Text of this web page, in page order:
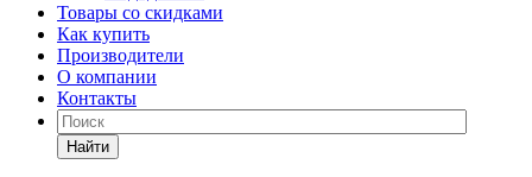
Товары со скидками
Как купить
Производители
О компании
Контакты
Найти